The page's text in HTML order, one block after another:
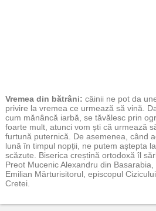
Vremea din bătrâni: câinii ne pot da
privire la vremea ce urmează să vină.
cum mănâncă iarbă, se tăvălesc prin
foarte mult, atunci vom ști că urmează
furtună puternică. De asemenea, când
lună în timpul nopții, ne putem aștepta
scăzute. Biserica creștină ortodoxă îl
Preot Mucenic Alexandru din
Emilian Mărturisitorul, episcopul
Cretei.